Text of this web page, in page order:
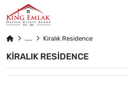
Kiralık Residence
KIRALIK RESIDENCE